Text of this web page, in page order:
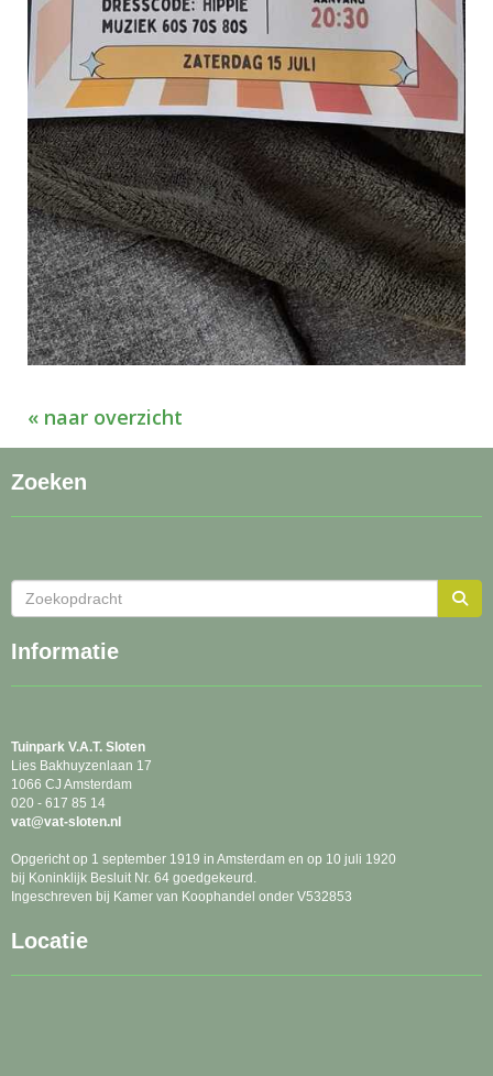
« naar overzicht
Zoeken
Informatie
Tuinpark V.A.T. Sloten
Lies Bakhuyzenlaan 17
1066 CJ Amsterdam
020 - 617 85 14
tav@vat-sloten.nl
Opgericht op 1 september 1919 in Amsterdam en op 10 juli 1920
bij Koninklijk Besluit Nr. 64 goedgekeurd.
Ingeschreven bij Kamer van Koophandel onder V532853
Locatie